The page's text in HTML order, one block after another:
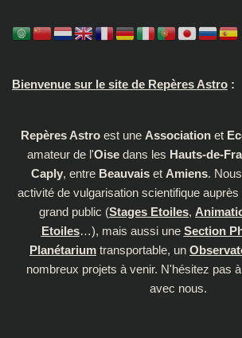
Bienvenue sur le site de Repères Astro :
Repères Astroest une Associationet
amateur de l'Oise dans les Hauts-de-
Caply, entre Beauvais et Amiens.
activité de vulgarisation scientifique
grand public (Stages Etoiles,
Etoiles…), mais aussi une Section
Planétarium transportable, un
nombreux projets à venir. N'hésitez pas
avec nous.